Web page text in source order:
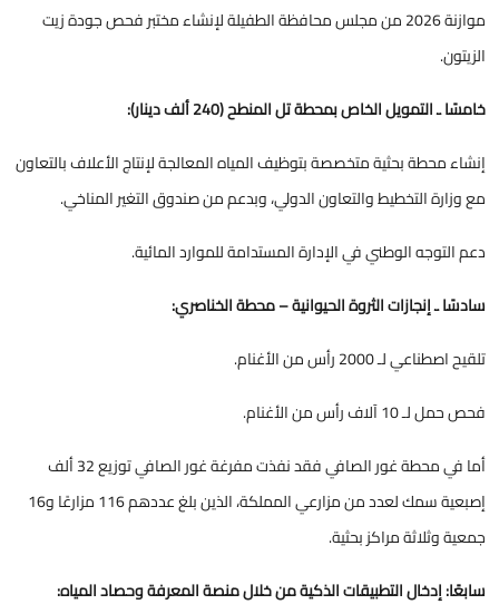
موازنة 2026 من مجلس محافظة الطفيلة لإنشاء مختبر فحص جودة زيت
الزيتون.
خامسًا ـ التمويل الخاص بمحطة تل المنطح (240 ألف دينار):
إنشاء محطة بحثية متخصصة بتوظيف المياه المعالجة لإنتاج الأعلاف بالتعاون
مع وزارة التخطيط والتعاون الدولي، وبدعم من صندوق التغير المناخي.
دعم التوجه الوطني في الإدارة المستدامة للموارد المائية.
سادسًا ـ إنجازات الثروة الحيوانية – محطة الخناصري:
تلقيح اصطناعي لـ 2000 رأس من الأغنام.
فحص حمل لـ 10 آلاف رأس من الأغنام.
أما في محطة غور الصافي فقد نفذت مفرغة غور الصافي توزيع 32 ألف
إصبعية سمك لعدد من مزارعي المملكة، الذين بلغ عددهم 116 مزارعًا و16
جمعية وثلاثة مراكز بحثية.
سابعًا: إدخال التطبيقات الذكية من خلال منصة المعرفة وحصاد المياه: